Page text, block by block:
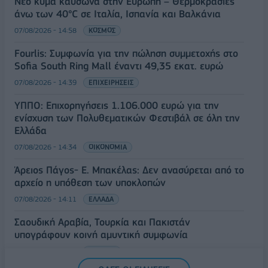
άνω των 40°C σε Ιταλία, Ισπανία και Βαλκάνια
07/08/2026 - 14:58 ΚΟΣΜΟΣ
Fourlis: Συμφωνία για την πώληση συμμετοχής στο
Sofia South Ring Mall έναντι 49,35 εκατ. ευρώ
07/08/2026 - 14:39 ΕΠΙΧΕΙΡΗΣΕΙΣ
ΥΠΠΟ: Επιχορηγήσεις 1.106.000 ευρώ για την
ενίσχυση των Πολυθεματικών Φεστιβάλ σε όλη την
Ελλάδα
07/08/2026 - 14:34 ΟΙΚΟΝΟΜΙΑ
Άρειος Πάγος- Ε. Μπακέλας: Δεν ανασύρεται από το
αρχείο η υπόθεση των υποκλοπών
07/08/2026 - 14:11 ΕΛΛΑΔΑ
Σαουδική Αραβία, Τουρκία και Πακιστάν
υπογράφουν κοινή αμυντική συμφωνία